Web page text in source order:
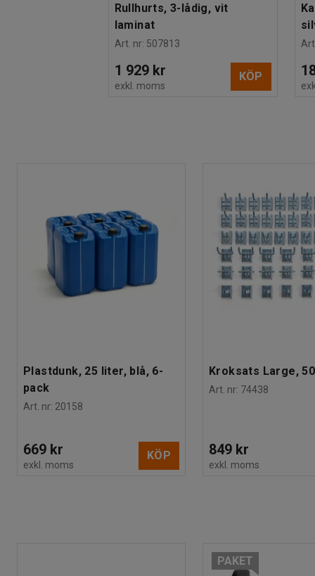
Rullhurts, 3-lådig, vit
laminat
Art. nr: 507813
1 929 kr
exkl. moms
KÖP
Plastdunk, 25 liter, blå, 6-
pack
Art. nr: 20158
669 kr
exkl. moms
KÖP
Kroksats Large,
Art. nr: 74438
849 kr
exkl. moms
PAKET